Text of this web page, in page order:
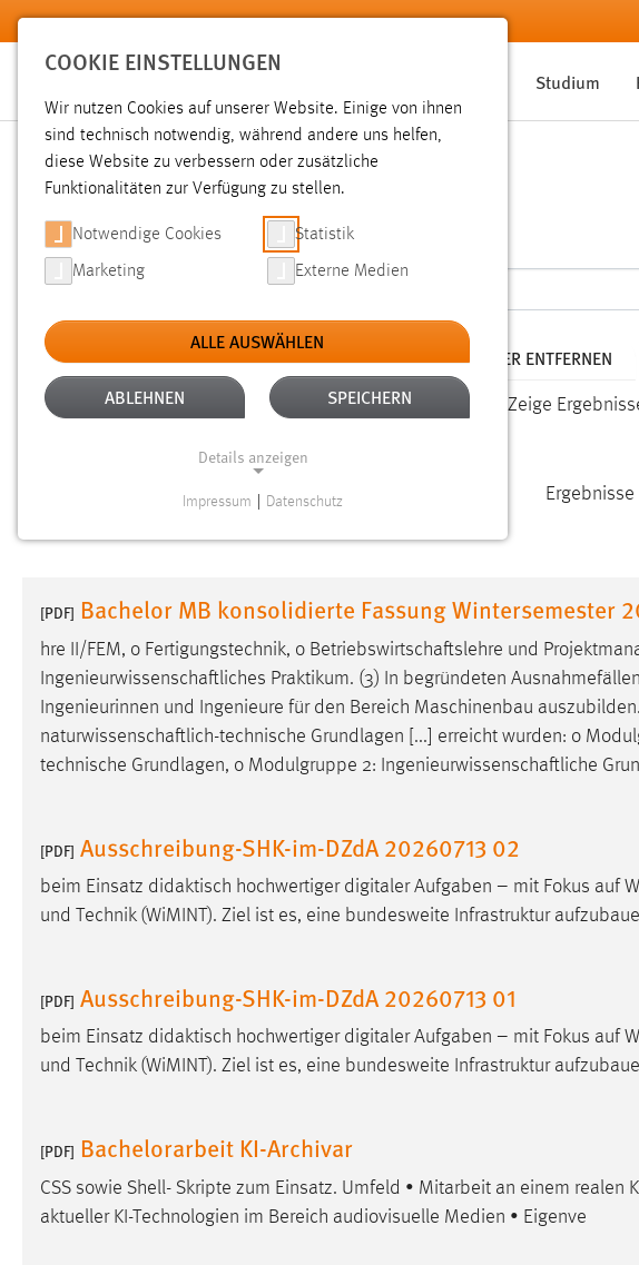
Zum Hauptinhalt springen
Studium
SUCHE
Aktive Filter: ALTER: 1 WOCHE BIS 1 MONAT ALLE FILTER ENTFERNEN
Gesucht nach "schäfer". Es wurden 81 Ergebnisse gefunden. Zeige
[PDF] Bachelor MB konsolidierte Fassung Wintersemester
hre II/FEM, o Fertigungstechnik, o Betriebswirtschaftslehre und
Ingenieurwissenschaftliches Praktikum. (3) In begründeten
Ingenieurinnen und Ingenieure für den Bereich Maschinenbau
naturwissenschaftlich-technische Grundlagen [...] erreicht wurden: o
technische Grundlagen, o Modulgruppe 2: Ingenieurwissenschaftliche
[PDF] Ausschreibung-SHK-im-DZdA 20260713 02
beim Einsatz didaktisch hochwertiger digitaler Aufgaben – mit Fokus auf
und Technik (WiMINT). Ziel ist es, eine bundesweite Infrastruktur
[PDF] Ausschreibung-SHK-im-DZdA 20260713 01
beim Einsatz didaktisch hochwertiger digitaler Aufgaben – mit Fokus auf
und Technik (WiMINT). Ziel ist es, eine bundesweite Infrastruktur
[PDF] Bachelorarbeit KI-Archivar
CSS sowie Shell- Skripte zum Einsatz. Umfeld • Mitarbeit an einem realen
aktueller KI-Technologien im Bereich audiovisuelle Medien • Eigenve
COOKIE EINSTELLUNGEN
Wir nutzen Cookies auf unserer Website. Einige von ihnen
sind technisch notwendig, während andere uns helfen,
diese Website zu verbessern oder zusätzliche
Funktionalitäten zur Verfügung zu stellen.
Notwendige Cookies Statistik
Marketing Externe Medien
ALLE AUSWÄHLEN
ABLEHNEN SPEICHERN
Details anzeigen
Website erforderlich.
Einverständnis
Name: cookie_consent
ausgewählten Einverständnis-Optionen
Cookie Laufzeit:
Performance
Zweck:
Für performante Seitenauslieferung wird
in diesem Cookie gespeichert, ob man
eingeloggt ist.
Name: site-language-preference
Zweck:
Das Cookie speichert die gewählte
Sprache der Website.
Impressum Datenschutz